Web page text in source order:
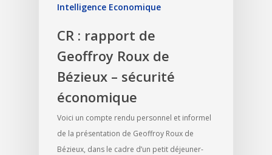
Intelligence Economique
CR : rapport de
Geoffroy Roux de
Bézieux – sécurité
économique
Voici un compte rendu personnel et informel
de la présentation de Geoffroy Roux de
Bézieux, dans le cadre d’un petit déjeuner-